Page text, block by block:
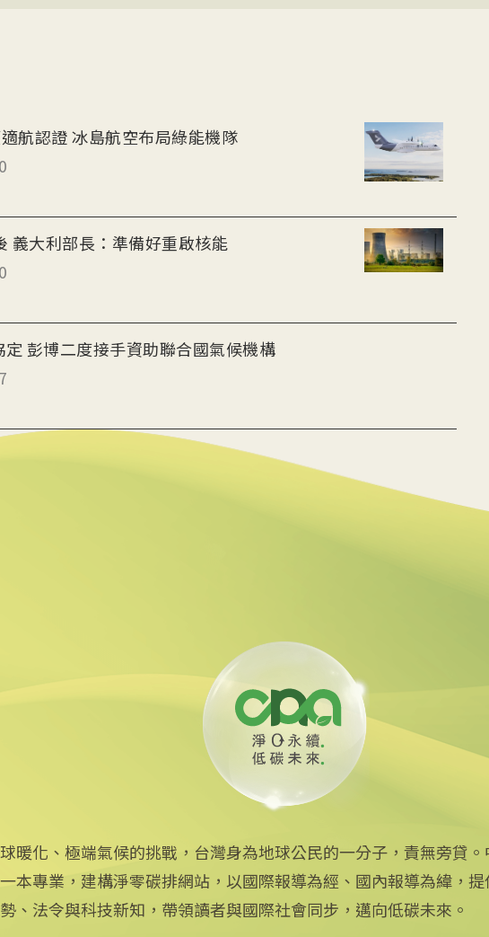
ES-30油電客機獲適航認證 冰島航空布局綠能機隊
義大利部長：準備好重啟核能
彭博二度接手資助聯合國氣候機構
太陽能首度超過燃煤
場啟用太陽能發電設施 年減萬噸碳排
暖化、極端氣候的挑戰，台灣身為地球公民的一分子，責無旁貸
本專業，建構淨零碳排網站，以國際報導為經、國內報導為緯，
、法令與科技新知，帶領讀者與國際社會同步，邁向低碳未來。